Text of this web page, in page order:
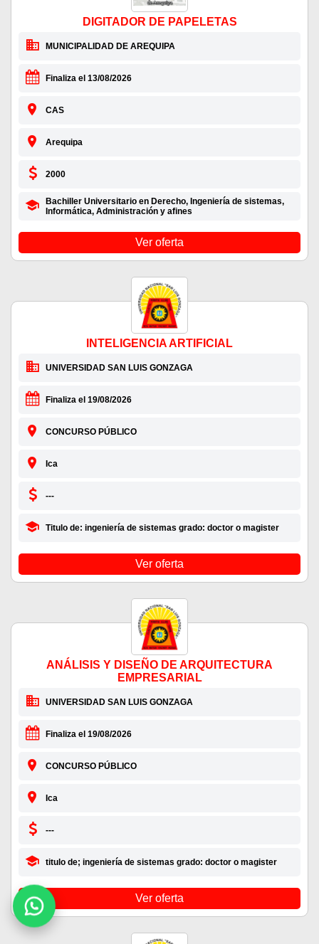
DIGITADOR DE PAPELETAS
MUNICIPALIDAD DE AREQUIPA
Finaliza el 13/08/2026
CAS
Arequipa
2000
Bachiller Universitario en Derecho, Ingeniería de sistemas,
Informática, Administración y afines
Ver oferta
INTELIGENCIA ARTIFICIAL
UNIVERSIDAD SAN LUIS GONZAGA
Finaliza el 19/08/2026
CONCURSO PÚBLICO
Ica
---
Titulo de: ingeniería de sistemas grado: doctor o magister
Ver oferta
ANÁLISIS Y DISEÑO DE ARQUITECTURA
EMPRESARIAL
UNIVERSIDAD SAN LUIS GONZAGA
Finaliza el 19/08/2026
CONCURSO PÚBLICO
Ica
---
titulo de; ingeniería de sistemas grado: doctor o magister
Ver oferta